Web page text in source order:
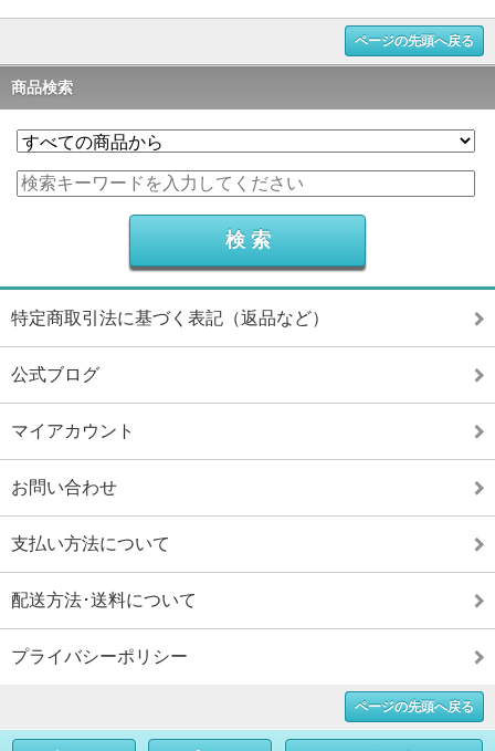
ページの先頭へ戻る
商品検索
特定商取引法に基づく表記（返品など）
公式ブログ
マイアカウント
お問い合わせ
支払い方法について
配送方法･送料について
プライバシーポリシー
ページの先頭へ戻る